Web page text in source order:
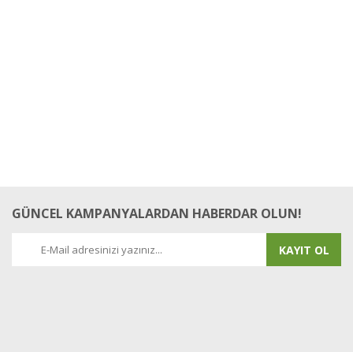
GÜNCEL KAMPANYALARDAN HABERDAR OLUN!
KAYIT OL